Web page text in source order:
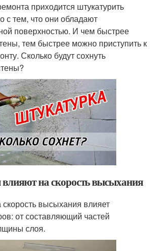
приходится штукатурить
с тем, что они обладают
поверхностью. И чем быстрее
тем быстрее можно приступить к
Сколько будут сохнуть
на скорость высыхания
высыхания влияет
от составляющий частей
слоя.